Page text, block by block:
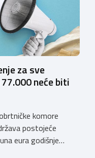
za sve
neće biti
komore
postojeće
eura godišnje